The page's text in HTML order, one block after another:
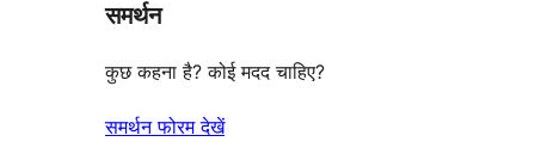
समर्थन
कुछ कहना है? कोई मदद चाहिए?
समर्थन फोरम देखें